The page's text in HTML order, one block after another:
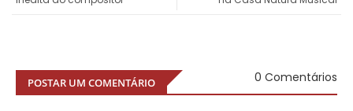
POSTAR UM COMENTÁRIO 0 Comentários